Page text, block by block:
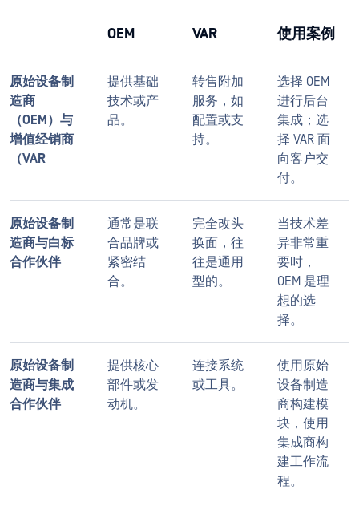
OEM VAR 使用案例
原始设备制
造商
（OEM）与
增值经销商
（VAR
提供基础
技术或产
品。
转售附加
服务，如
配置或支
持。
选择 OEM
进行后台
集成；选
择 VAR 面
向客户交
付。
原始设备制
造商与白标
合作伙伴
通常是联
合品牌或
紧密结
合。
完全改头
换面，往
往是通用
型的。
当技术差
异非常重
要时，
OEM 是理
想的选
择。
原始设备制
造商与集成
合作伙伴
提供核心
部件或发
动机。
连接系统
或工具。
使用原始
设备制造
商构建模
块，使用
集成商构
建工作流
程。